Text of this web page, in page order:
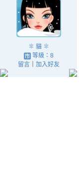
✽ 貓 ✽
等級：8
留言｜ 加入好友